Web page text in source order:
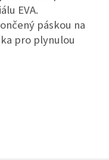
EVA.
páskou na
pro plynulou